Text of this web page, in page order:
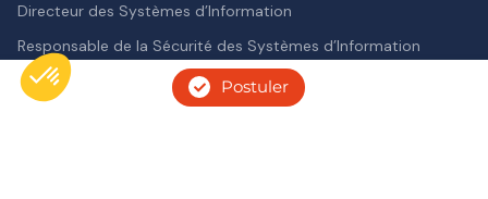
Postuler
Directeur des Systèmes d’Information
Responsable de la Sécurité des Systèmes d’Information